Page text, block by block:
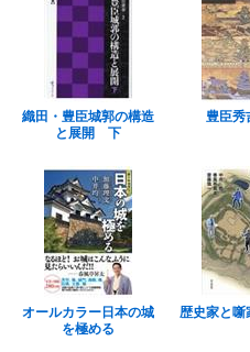
織田・豊臣城郭の構造
と展開 下
豊臣秀
オールカラー日本の城
を極める
歴史家と噺